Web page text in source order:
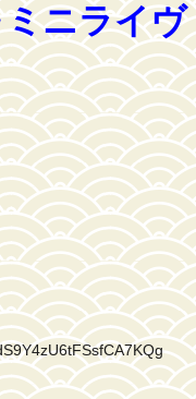
ニライヴ